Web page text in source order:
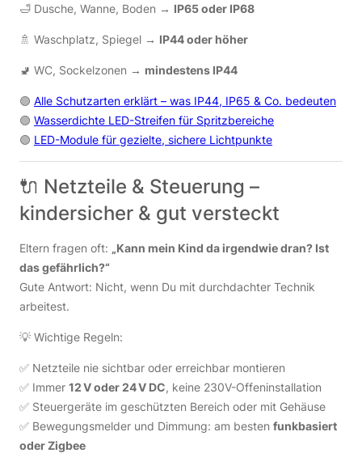
🛁 Dusche, Wanne, Boden → IP65 oder IP68
🚿 Waschplatz, Spiegel → IP44 oder höher
🚽 WC, Sockelzonen → mindestens IP44
🟢 Alle Schutzarten erklärt – was IP44, IP65 & Co. bedeuten
🟢 Wasserdichte LED-Streifen für Spritzbereiche
🟢 LED-Module für gezielte, sichere Lichtpunkte
🔌 Netzteile & Steuerung –
kindersicher & gut versteckt
Eltern fragen oft: „Kann mein Kind da irgendwie dran? Ist
das gefährlich?“
Gute Antwort: Nicht, wenn Du mit durchdachter Technik
arbeitest.
💡 Wichtige Regeln:
✅ Netzteile nie sichtbar oder erreichbar montieren
✅ Immer 12 V oder 24 V DC, keine 230V-Offeninstallation
✅ Steuergeräte im geschützten Bereich oder mit Gehäuse
✅ Bewegungsmelder und Dimmung: am besten funkbasiert
oder Zigbee